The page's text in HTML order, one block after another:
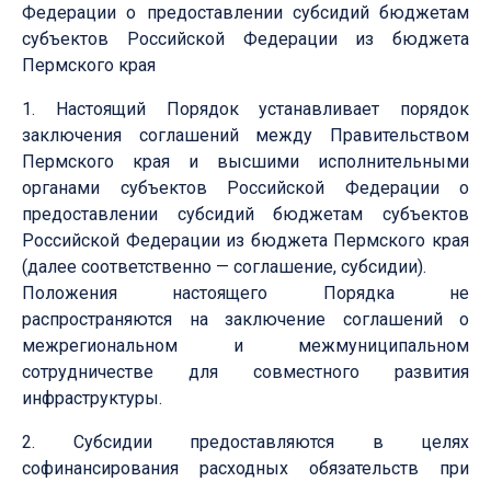
Федерации о предоставлении субсидий бюджетам
субъектов Российской Федерации из бюджета
Пермского края
1. Настоящий Порядок устанавливает порядок
заключения соглашений между Правительством
Пермского края и высшими исполнительными
органами субъектов Российской Федерации о
предоставлении субсидий бюджетам субъектов
Российской Федерации из бюджета Пермского края
(далее соответственно — соглашение, субсидии).
Положения настоящего Порядка не
распространяются на заключение соглашений о
межрегиональном и межмуниципальном
сотрудничестве для совместного развития
инфраструктуры.
2. Субсидии предоставляются в целях
софинансирования расходных обязательств при